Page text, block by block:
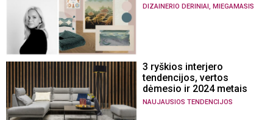
DIZAINERIO DERINIAI , MIEGAMASIS
3 ryškios interjero
tendencijos, vertos
dėmesio ir 2024 metais
NAUJAUSIOS TENDENCIJOS